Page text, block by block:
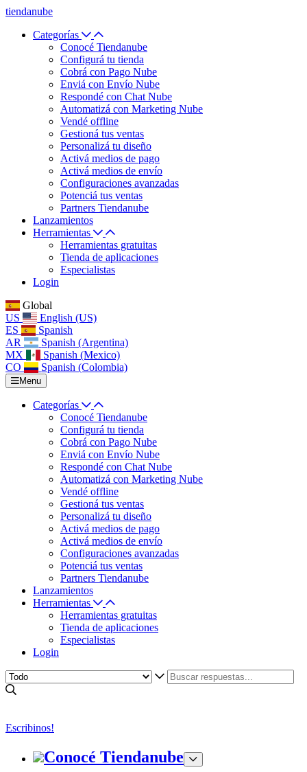
tiendanube
Categorías
Conocé Tiendanube
Configurá tu tienda
Cobrá con Pago Nube
Enviá con Envío Nube
Respondé con Chat Nube
Automatizá con Marketing Nube
Vendé offline
Gestioná tus ventas
Personalizá tu diseño
Activá medios de pago
Activá medios de envío
Configuraciones avanzadas
Potenciá tus ventas
Partners Tiendanube
Lanzamientos
Herramientas
Herramientas gratuitas
Tienda de aplicaciones
Especialistas
Login
Global
US
English (US)
ES
Spanish
AR
Spanish (Argentina)
MX
Spanish (Mexico)
CO
Spanish (Colombia)
Menu
Categorías
Conocé Tiendanube
Configurá tu tienda
Cobrá con Pago Nube
Enviá con Envío Nube
Respondé con Chat Nube
Automatizá con Marketing Nube
Vendé offline
Gestioná tus ventas
Personalizá tu diseño
Activá medios de pago
Activá medios de envío
Configuraciones avanzadas
Potenciá tus ventas
Partners Tiendanube
Lanzamientos
Herramientas
Herramientas gratuitas
Tienda de aplicaciones
Especialistas
Login
Escribinos!
Conocé Tiendanube